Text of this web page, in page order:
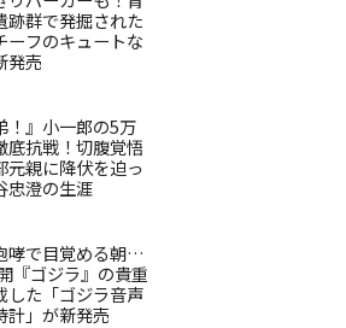
跡群で発掘された
ーフのキュートな
発売
！』小一郎の5万
底抗戦！切腹覚悟
元親に降伏を迫っ
忠澄の生涯
哮で目覚める朝…
『ゴジラ』の貴重
した「ゴジラ音声
計」が新発売